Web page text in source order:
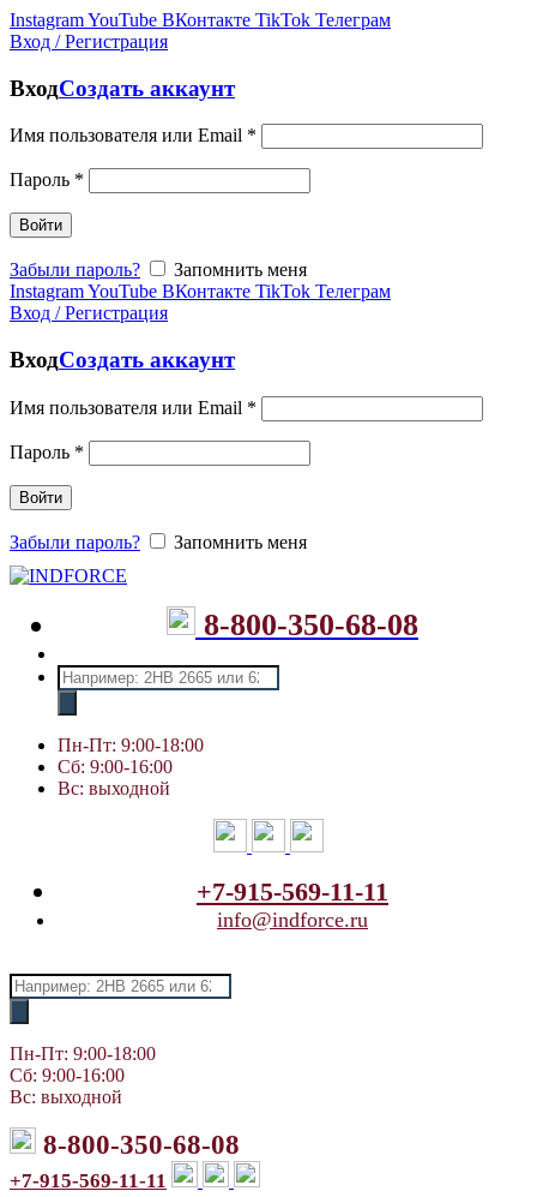
InstagramYouTube ВКонтакте TikTok Телеграм
Вход / Регистрация
ВходСоздать аккаунт
Имя пользователя или Email *
Пароль *
Войти
Забыли пароль?
Запомнить меня
InstagramYouTube ВКонтакте TikTok Телеграм
Вход / Регистрация
ВходСоздать аккаунт
Имя пользователя или Email *
Пароль *
Войти
Забыли пароль? Запомнить меня
8-800-350-68-08
Поиск
товаров
Пн-Пт: 9:00-18:00
Сб: 9:00-16:00
Вс: выходной
+7-915-569-11-11
info@indforce.ru
Поиск
товаров
Пн-Пт: 9:00-18:00
Сб: 9:00-16:00
Вс: выходной
8-800-350-68-08
+7-915-569-11-11